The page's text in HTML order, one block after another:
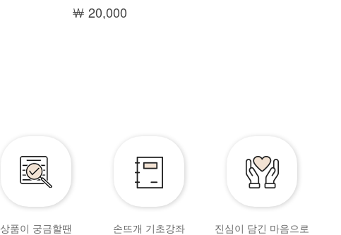
￦ 20,000
상품이 궁금할땐 손뜨개 기초강좌 진심이 담긴 마음으로